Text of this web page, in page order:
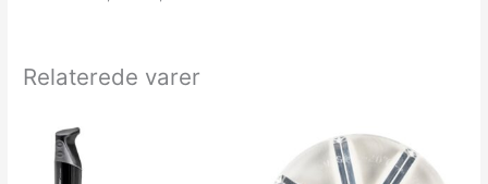
Relaterede varer